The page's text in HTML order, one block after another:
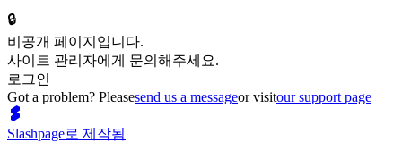
🔒
비공개 페이지입니다.
사이트 관리자에게 문의해주세요.
로그인
Got a problem? Pleasesend us a messageor visitour support page
Slashpage로 제작됨